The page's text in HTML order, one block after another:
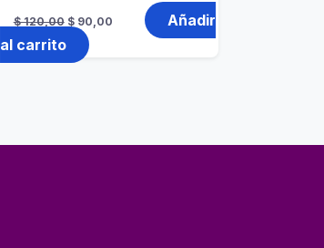
$120,00
El
precio
original
era:
$90,00precio
Añadir
al carrito